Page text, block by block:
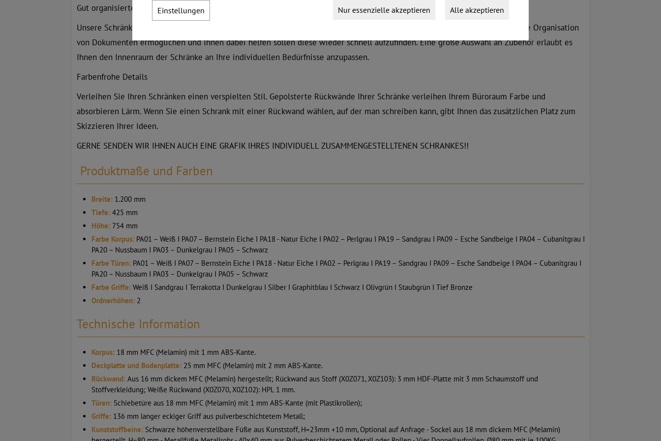
Gut organisierter Stauraum für Büromaterialien
Unsere Schränke der Reihe UNI sind eine exzellente Wahl, wenn Sie nach Stauraumlösungen suchen, die Ihnen eine effiziente Organisation
von Dokumenten ermöglichen und Ihnen dabei helfen sollen diese wieder schnell aufzufinden. Eine große Auswahl an Zubehör erlaubt es
Ihnen den Innenraum der Schränke an Ihre individuellen Bedürfnisse anzupassen.
Farbenfrohe Details
Verleihen Sie Ihren Schränken einen verspielten Stil. Gepolsterte Rückwände Ihrer Schränke verleihen Ihrem Büroraum Farbe und
absorbieren Lärm. Wenn Sie einen Schrank mit einer Rückwand wählen, auf der man schreiben kann, gibt Ihnen das zusätzlichen Platz zum
Skizzieren Ihrer Ideen.
GERNE SENDEN WIR IHNEN AUCH EINE GRAFIK IHRES INDIVIDUELL ZUSAMMENGESTELLTENEN SCHRANKES!!
Produktmaße und Farben
Breite:1.200 mm
Tiefe:425 mm
Höhe:754 mm
Farbe Korpus: PA01 – Weiß I PA07 – Bernstein Eiche I PA18 - Natur Eiche I PA02 – Perlgrau I PA19 – Sandgrau I PA09 – Esche Sandbeige I PA04 – Cubanitgrau I
PA20 – Nussbaum I PA03 – Dunkelgrau I PA05 – Schwarz
Farbe Türen:PA01 – Weiß I PA07 – Bernstein Eiche I PA18 - Natur Eiche I PA02 – Perlgrau I PA19 – Sandgrau I PA09 – Esche Sandbeige I PA04 – Cubanitgrau I
PA20 – Nussbaum I PA03 – Dunkelgrau I PA05 – Schwarz
Farbe Griffe:Weiß I Sandgrau I Terrakotta I Dunkelgrau I Silber I Graphitblau I Schwarz I Olivgrün I Staubgrün I Tief Bronze
Ordnerhöhen:2
Technische Information
Korpus:18 mm MFC (Melamin) mit 1 mm ABS-Kante.
Deckplatte und Bodenplatte:25 mm MFC (Melamin) mit 2 mm ABS-Kante.
Rückwand:Aus 16 mm dickem MFC (Melamin) hergestellt; Rückwand aus Stoff (X0Z071, X0Z103): 3 mm HDF-Platte mit 3 mm Schaumstoff und
Stoffverkleidung; Weiße Rückwand (X0Z070, X0Z102): HPL 1 mm.
Türen:Schiebetüre aus 18 mm MFC (Melamin) mit 1 mm ABS-Kante (mit Plastikrollen);
Griffe:136 mm langer eckiger Griff aus pulverbeschichtetem Metall;
Kunststoffbeine:Schwarze höhenverstellbare Füße aus Kunststoff, H=23mm +10 mm, Optional auf Anfrage - Sockel aus 18 mm dickem MFC (Melamin)
Alle akzeptieren
Nur essenzielle akzeptieren
Einstellungen